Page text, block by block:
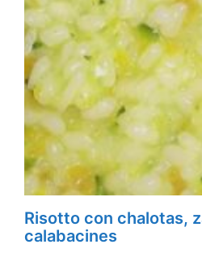
Risotto con chalotas,
calabacines